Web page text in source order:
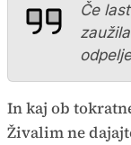
Če
In kaj ob
Živalim ne